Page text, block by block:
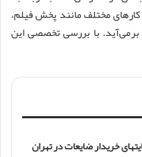
مختلف مانند پخش فیلم،
با بررسی تخصصی این
خریدار ضایعات در تهران